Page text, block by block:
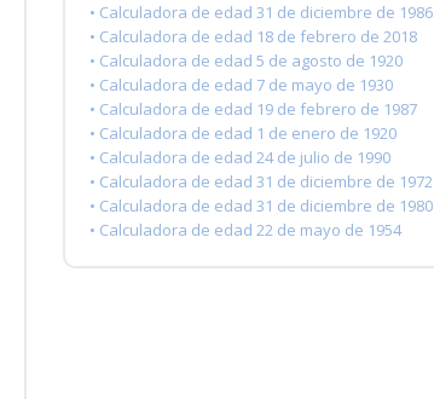
• Calculadora de edad 31 de diciembre de 1986
• Calculadora de edad 18 de febrero de 2018
• Calculadora de edad 5 de agosto de 1920
• Calculadora de edad 7 de mayo de 1930
• Calculadora de edad 19 de febrero de 1987
• Calculadora de edad 1 de enero de 1920
• Calculadora de edad 24 de julio de 1990
• Calculadora de edad 31 de diciembre de 1972
• Calculadora de edad 31 de diciembre de 1980
• Calculadora de edad 22 de mayo de 1954